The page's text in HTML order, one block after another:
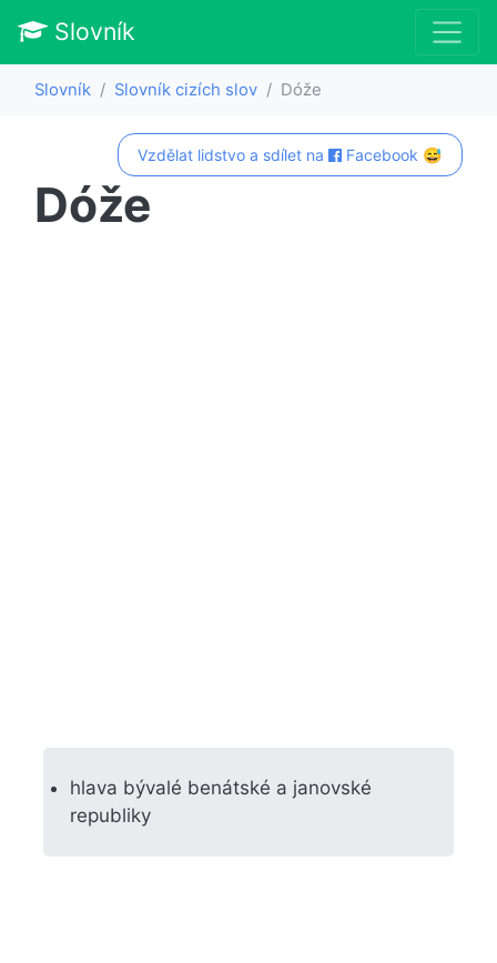
Slovník
Slovník Slovník cizích slov Dóže
Vzdělat lidstvo a sdílet na Facebook 😅
Dóže
hlava bývalé benátské a janovské
republiky